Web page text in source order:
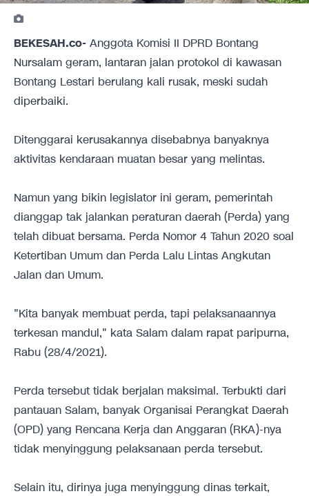
BEKESAH.co- Anggota Komisi II DPRD Bontang
Nursalam geram, lantaran jalan protokol di kawasan
Bontang Lestari berulang kali rusak, meski sudah
diperbaiki.
Ditenggarai kerusakannya disebabnya banyaknya
aktivitas kendaraan muatan besar yang melintas.
Namun yang bikin legislator ini geram, pemerintah
dianggap tak jalankan peraturan daerah (Perda) yang
telah dibuat bersama. Perda Nomor 4 Tahun 2020 soal
Ketertiban Umum dan Perda Lalu Lintas Angkutan
Jalan dan Umum.
"Kita banyak membuat perda, tapi pelaksanaannya
terkesan mandul," kata Salam dalam rapat paripurna,
Rabu (28/4/2021).
Perda tersebut tidak berjalan maksimal. Terbukti dari
pantauan Salam, banyak Organisai Perangkat Daerah
(OPD) yang Rencana Kerja dan Anggaran (RKA)-nya
tidak menyinggung pelaksanaan perda tersebut.
Selain itu, dirinya juga menyinggung dinas terkait,